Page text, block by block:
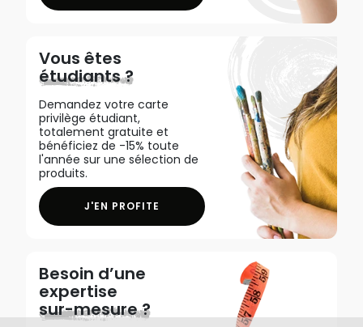
Vous êtes
étudiants ?
Demandez votre carte
privilège étudiant,
totalement gratuite et
bénéficiez de -15% toute
l'année sur une sélection de
produits.
J'EN PROFITE
Besoin d’une
expertise
sur-mesure ?